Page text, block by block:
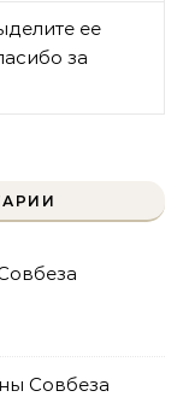
ее
за
Совбеза